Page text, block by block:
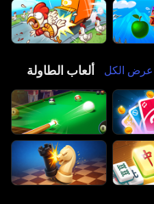
ألعاب الطاولة عرض الكل